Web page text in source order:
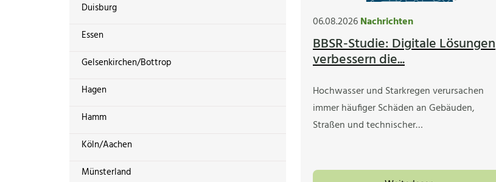
Duisburg
Essen
Gelsenkirchen/Bottrop
Hagen
Hamm
Köln/Aachen
Münsterland
06.08.2026Nachrichten
BBSR-Studie: Digitale Lösungen
verbessern die...
Hochwasser und Starkregen verursachen
immer häufiger Schäden an Gebäuden,
Straßen und technischer…